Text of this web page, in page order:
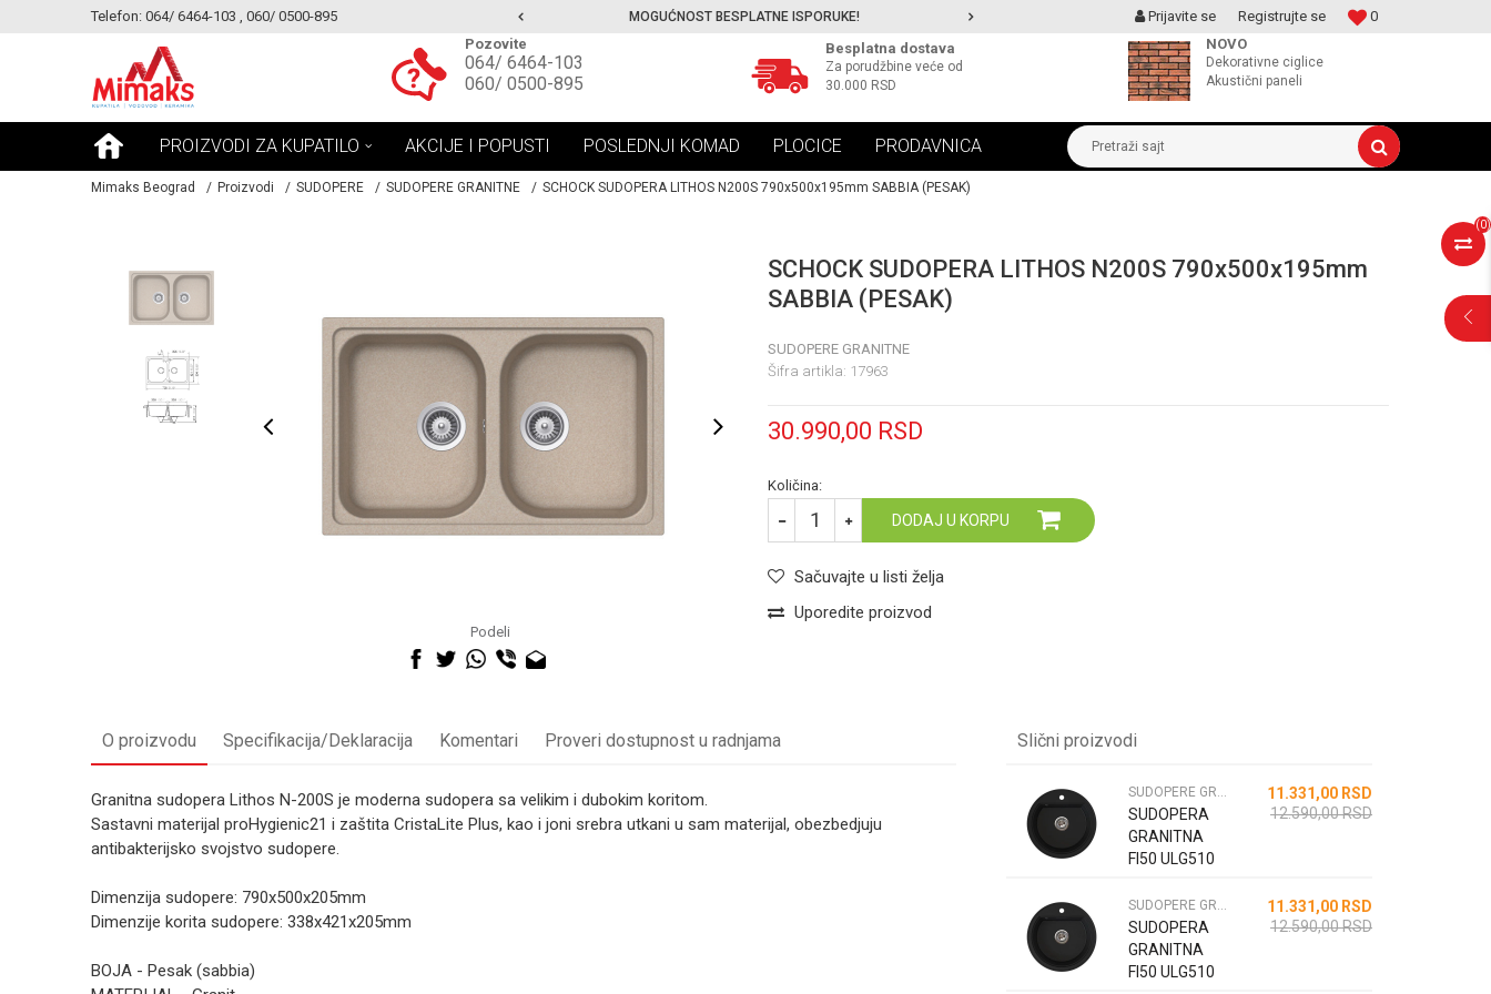
Telefon: 064/ 6464-103 , 060/ 0500-895
MOGUCNOST MONTAŽE PROIZVODA MOGUĆNOST BESPLATNE ISPORUKE! MOGUCNOST MONTAŽE PROIZVODA 0
Prijavite se
Registrujte se
Pozovite
064/ 6464-103
060/ 0500-895
Besplatna dostava
Za porudžbine veće od
30.000 RSD
NOVO
Dekorativne ciglice
Akustični paneli
PROIZVODI ZA KUPATILO AKCIJE I POPUSTI POSLEDNJI KOMAD PLOCICE PRODAVNICA Pretraži sajt
(0)
Mimaks Beograd Proizvodi SUDOPERE SUDOPERE GRANITNE SCHOCK SUDOPERA LITHOS N200S 790x500x195mm SABBIA (PESAK)
Podeli
SCHOCK SUDOPERA LITHOS N200S 790x500x195mm
SABBIA (PESAK)
SUDOPERE GRANITNE
Šifra artikla: 17963
30.990,00 RSD
Količina:
DODAJ U KORPU
Sačuvajte u listi želja
Uporedite proizvod
O proizvodu Specifikacija/Deklaracija Komentari Proveri dostupnost u radnjama
Granitna sudopera Lithos N-200S je moderna sudopera sa velikim i dubokim koritom.
Sastavni materijal proHygienic21 i zaštita CristaLite Plus, kao i joni srebra utkani u sam materijal, obezbedjuju
antibakterijsko svojstvo sudopere.
Dimenzija sudopere: 790x500x205mm
Dimenzije korita sudopere: 338x421x205mm
BOJA - Pesak (sabbia)
Slični proizvodi
SUDOPERE GRANITNE
SUDOPERA
GRANITNA
FI50 ULG510
11.331,00 RSD
12.590,00RSD
SUDOPERE GRANITNE
SUDOPERA
GRANITNA
FI50 ULG510
11.331,00 RSD
12.590,00RSD